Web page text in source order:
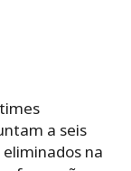
a seis
na